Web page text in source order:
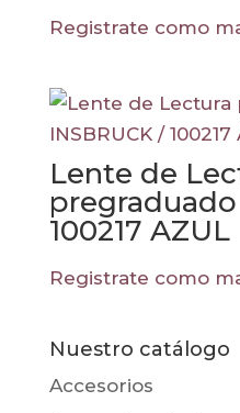
Registrate como
Lente de
100217 AZUL
Registrate como
Nuestro catálogo
Accesorios